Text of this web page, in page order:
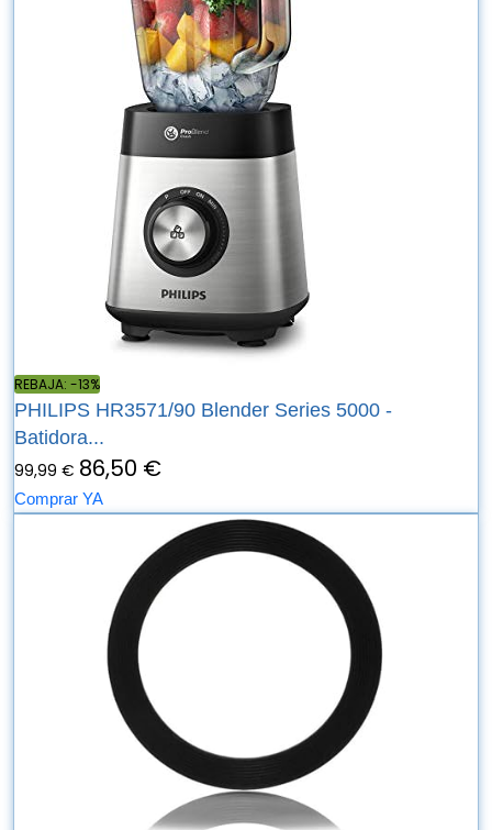
REBAJA: -13%
PHILIPS HR3571/90 Blender Series 5000 -
Batidora...
99,99 € 86,50 €
Comprar YA